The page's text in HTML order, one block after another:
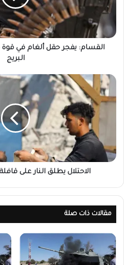
القسام: يفجر حقل ألغام في
البريج
الاحتلال يطلق النار على
مقالات ذات صلة